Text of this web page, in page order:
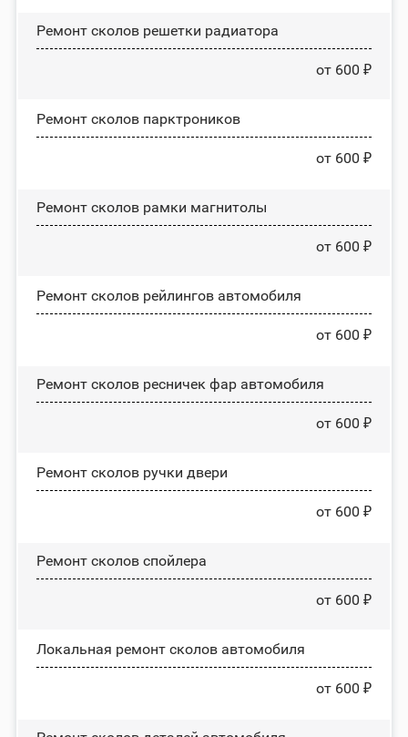
Ремонт сколов решетки радиатора
от 600 ₽
Ремонт сколов парктроников
от 600 ₽
Ремонт сколов рамки магнитолы
от 600 ₽
Ремонт сколов рейлингов автомобиля
от 600 ₽
Ремонт сколов ресничек фар автомобиля
от 600 ₽
Ремонт сколов ручки двери
от 600 ₽
Ремонт сколов спойлера
от 600 ₽
Локальная ремонт сколов автомобиля
от 600 ₽